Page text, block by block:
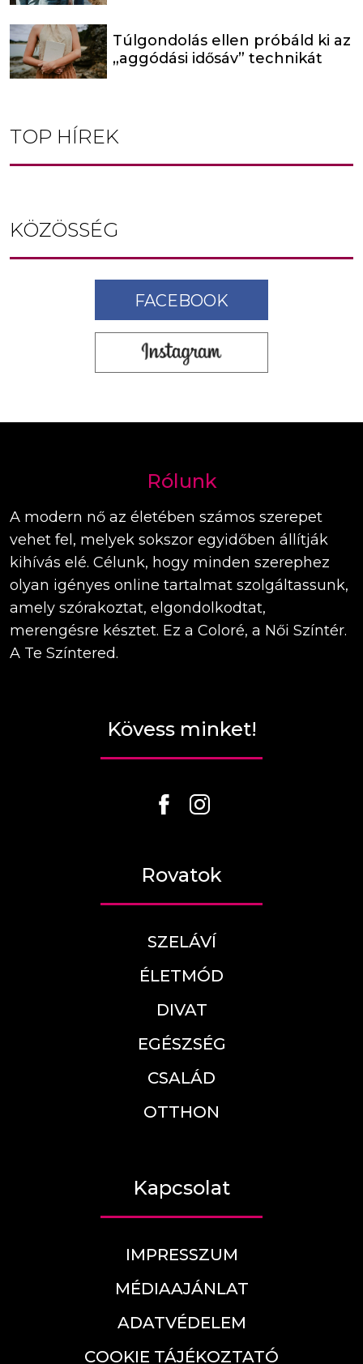
Túlgondolás ellen próbáld ki az
„aggódási idősáv” technikát
TOP HÍREK
KÖZÖSSÉG
FACEBOOK
Rólunk
A modern nő az életében számos szerepet
vehet fel, melyek sokszor egyidőben állítják
kihívás elé. Célunk, hogy minden szerephez
olyan igényes online tartalmat szolgáltassunk,
amely szórakoztat, elgondolkodtat,
merengésre késztet. Ez a Coloré, a Női Színtér.
A Te Színtered.
Kövess minket!
Rovatok
SZELÁVÍ
ÉLETMÓD
DIVAT
EGÉSZSÉG
CSALÁD
OTTHON
Kapcsolat
IMPRESSZUM
MÉDIAAJÁNLAT
ADATVÉDELEM
COOKIE TÁJÉKOZTATÓ